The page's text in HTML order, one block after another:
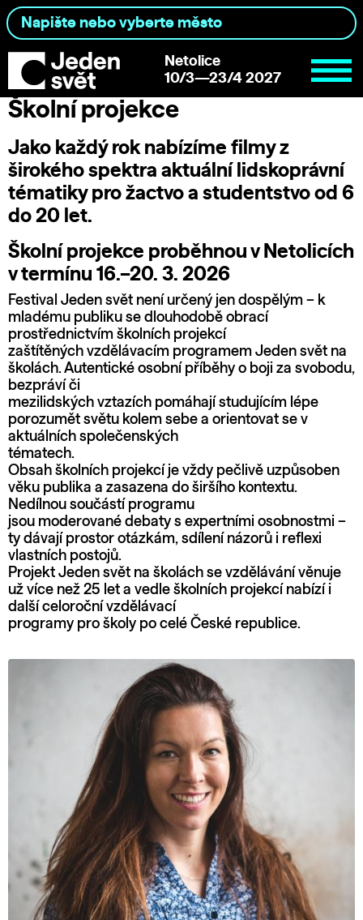
Netolice
10/3—23/4 2027
Školní projekce
Jako každý rok nabízíme filmy z
širokého spektra aktuální lidskoprávní
tématiky pro žactvo a studentstvo od 6
do 20 let.
Školní projekce proběhnou v Netolicích
v termínu 16.–20. 3. 2026
Festival Jeden svět není určený jen dospělým – k
mladému publiku se dlouhodobě obrací
prostřednictvím školních projekcí
zaštítěných vzdělávacím programem Jeden svět na
školách. Autentické osobní příběhy o boji za svobodu,
bezpráví či
mezilidských vztazích pomáhají studujícím lépe
porozumět světu kolem sebe a orientovat se v
aktuálních společenských
tématech.
Obsah školních projekcí je vždy pečlivě uzpůsoben
věku publika a zasazena do širšího kontextu.
Nedílnou součástí programu
jsou moderované debaty s expertními osobnostmi –
ty dávají prostor otázkám, sdílení názorů i reflexi
vlastních postojů.
Projekt Jeden svět na školách se vzdělávání věnuje
už více než 25 let a vedle školních projekcí nabízí i
další celoroční vzdělávací
programy pro školy po celé České republice.